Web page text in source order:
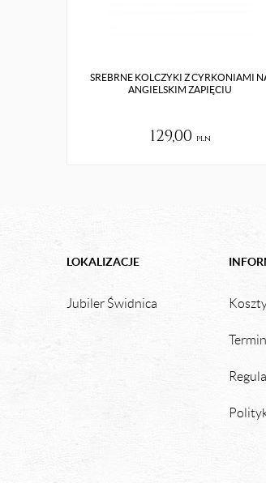
SREBRNE KOLCZYKI Z CYRKONIAMI
ANGIELSKIM ZAPIĘCIU
129,00 pln
LOKALIZACJE
Jubiler Świdnica